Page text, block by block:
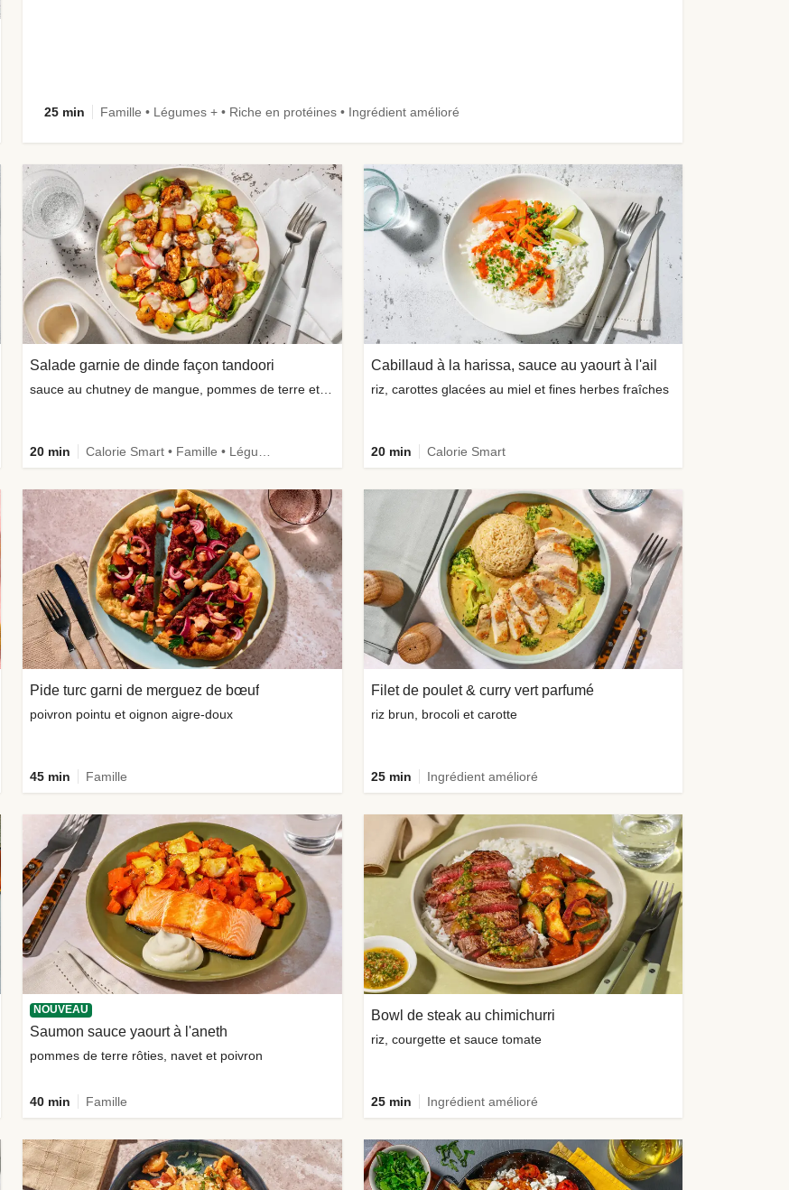
25 min Famille • Légumes + • Riche en protéines • Ingrédient amélioré
Salade garnie de dinde façon tandoori
20 min
Cabillaud à la harissa, sauce au yaourt à l'ail
riz, carottes glacées au miel et fines herbes fraîches
20 min Calorie Smart
Pide turc garni de merguez de bœuf
poivron pointu et oignon aigre-doux
45 min Famille
Filet de poulet & curry vert parfumé
riz brun, brocoli et carotte
25 min Ingrédient amélioré
NOUVEAU
Saumon sauce yaourt à l'aneth
pommes de terre rôties, navet et poivron
40 min Famille
Bowl de steak au chimichurri
riz, courgette et sauce tomate
25 min Ingrédient amélioré